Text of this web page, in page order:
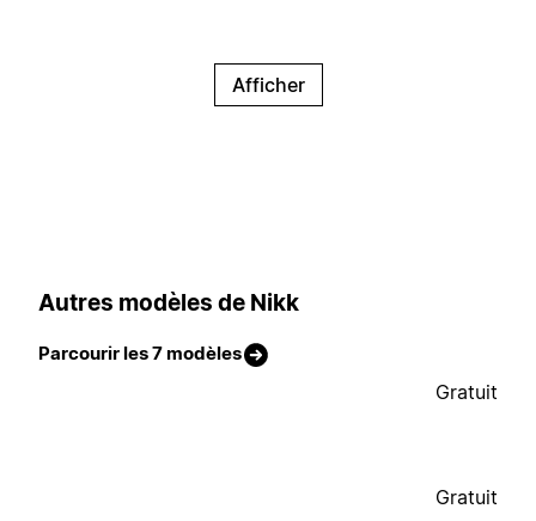
Afficher
Autres modèles de Nikk
Parcourir les 7 modèles
Gratuit
Gratuit